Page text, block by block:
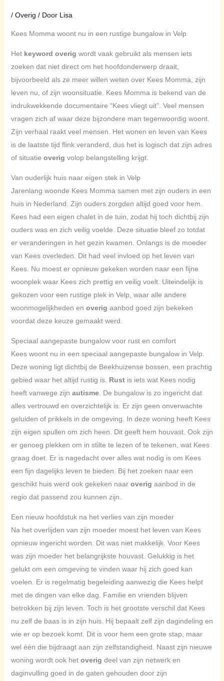
/ Overig / Door Lisa
Kees Momma woont nu in een rustige bungalow in Velp
Het keyword overig wordt vaak gebruikt als mensen iets
zoeken dat niet direct om het hoofdonderwerp draait,
bijvoorbeeld als ze meer willen weten over Kees Momma, zijn
leven nu, of zijn woonsituatie. Kees Momma is bekend van de
indrukwekkende documentaire “Kees vliegt uit”. Veel mensen
vragen zich af waar deze bijzondere man tegenwoordig woont.
Zijn verhaal raakt veel mensen. Het wonen en leven van Kees
is de laatste tijd flink veranderd, dus het is logisch dat zijn adres
of situatie overig volop belangstelling krijgt.
Van ouderlijk huis naar eigen stek in Velp
Jarenlang woonde Kees Momma samen met zijn ouders in een
huis in Nederland. Zijn ouders zorgden altijd goed voor hem.
Kees had een eigen chalet in de tuin, zodat hij toch dichtbij zijn
ouders was en zich veilig voelde. Deze situatie bleef zo totdat
er veranderingen in het gezin kwamen. Onlangs is de moeder
van Kees overleden. Dit had veel invloed op het leven van
Kees. Nu moest er opnieuw gekeken worden naar een fijne
woonplek waar Kees zich prettig en veilig voelt. Uiteindelijk is
gekozen voor een rustige plek in Velp, waar alle andere
woonmogelijkheden en overig aanbod goed zijn bekeken
voordat deze keuze gemaakt werd.
Speciaal aangepaste bungalow voor rust en comfort
Kees woont nu in een speciaal aangepaste bungalow in Velp.
Deze woning ligt dichtbij de Beekhuizense bossen, een prachtig
gebied waar het altijd rustig is. Rustis iets wat Kees nodig
heeft vanwege zijn autisme. De bungalow is zo ingericht dat
alles vertrouwd en overzichtelijk is. Er zijn geen onverwachte
geluiden of prikkels in de omgeving. In deze woning heeft Kees
zijn eigen spullen om zich heen. Dit geeft hem houvast. Ook zijn
er genoeg plekken om in stilte te lezen of te tekenen, wat Kees
graag doet. Er is nagedacht over alles wat nodig is om Kees
een fijn dagelijks leven te bieden. Bij het zoeken naar een
geschikt huis werd ook gekeken naar overig aanbod in de
regio dat passend zou kunnen zijn.
Een nieuw hoofdstuk na het verlies van zijn moeder
Na het overlijden van zijn moeder moest het leven van Kees
opnieuw ingericht worden. Dit was niet makkelijk. Voor Kees
was zijn moeder het belangrijkste houvast. Gelukkig is het
gelukt om een omgeving te vinden waar hij zich goed kan
voelen. Er is regelmatig begeleiding aanwezig die Kees helpt
met de dingen van elke dag. Familie en vrienden blijven
betrokken bij zijn leven. Toch is het grootste verschil dat Kees
nu zelf de baas is in zijn huis. Hij bepaalt zelf zijn dagindeling en
wie er op bezoek komt. Dit is voor hem een grote stap, maar
wel één die bijdraagt aan zijn zelfstandigheid. Naast zijn nieuwe
woning wordt ook het overig deel van zijn netwerk en
daginvulling goed in de gaten gehouden door zijn